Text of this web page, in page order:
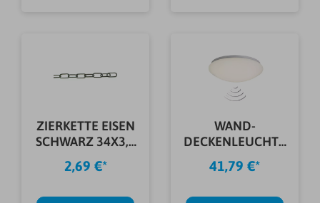
ZIERKETTE EISEN
SCHWARZ 34X3,0
MM / Meterware
2,69 €*
WAND-
DECKENLEUCHTE
FAKIR MIT SENSOR
41,79 €*